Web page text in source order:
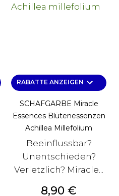
RABATTE ANZEIGEN keyboard_arrow_down
SCHAFGARBE Miracle
Essences Blütenessenzen
Achillea Millefolium
Beeinflussbar?
Unentschieden?
Verletzlich? Miracle...
Preis
8,90 €